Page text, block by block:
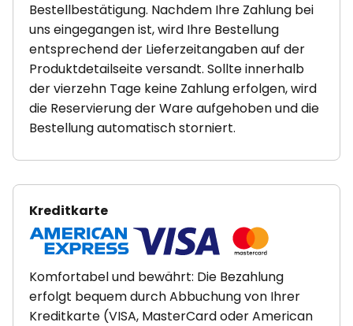
Bestellbestätigung. Nachdem Ihre Zahlung bei
uns eingegangen ist, wird Ihre Bestellung
entsprechend der Lieferzeitangaben auf der
Produktdetailseite versandt. Sollte innerhalb
der vierzehn Tage keine Zahlung erfolgen, wird
die Reservierung der Ware aufgehoben und die
Bestellung automatisch storniert.
Kreditkarte
Komfortabel und bewährt: Die Bezahlung
erfolgt bequem durch Abbuchung von Ihrer
Kreditkarte (VISA, MasterCard oder American